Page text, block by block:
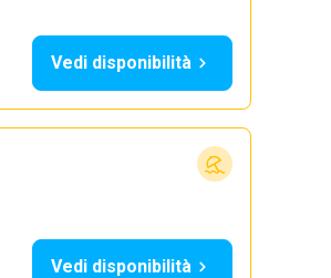
Vedi disponibilità
Vedi disponibilità